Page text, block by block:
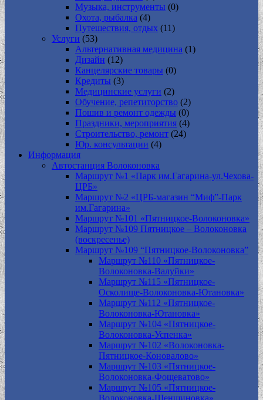
Музыка, инструменты (0)
Охота, рыбалка (4)
Путешествия, отдых (11)
Услуги (53)
Альтернативная медицина (1)
Дизайн (12)
Канцелярские товары (0)
Кредиты (3)
Медицинские услуги (2)
Обучение, репетиторство (2)
Пошив и ремонт одежды (0)
Праздники, мероприятия (4)
Строительство, ремонт (24)
Юр. консультации (4)
Информация
Автостанция Волоконовка
Маршрут №1 «Парк им.Гагарина-ул.Чехова-
ЦРБ»
Маршрут №2 «ЦРБ-магазин “Миф”-Парк
им.Гагарина»
Маршрут №101 «Пятницкое-Волоконовка»
Маршрут №109 Пятницкое – Волоконовка
(воскресенье)
Маршрут №109 “Пятницкое-Волоконовка”
Маршрут №110 «Пятницкое-
Волоконовка-Валуйки»
Маршрут №115 «Пятницкое-
Осколище-Волоконовка-Ютановка»
Маршрут №112 «Пятницкое-
Волоконовка-Ютановка»
Маршрут №104 «Пятницкое-
Волоконовка-Успенка»
Маршрут №102 «Волоконовка-
Пятницкое-Коновалово»
Маршрут №103 «Пятницкое-
Волоконовка-Фощеватово»
Маршрут №105 «Пятницкое-
Волоконовка-Шеншиновка»